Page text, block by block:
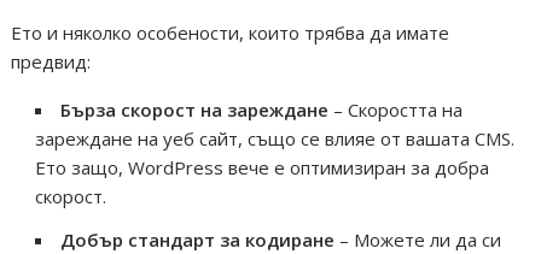
Ето и няколко особености, които трябва да имате
предвид:
Бърза скорост на зареждане – Скоростта на
зареждане на уеб сайт, също се влияе от вашата CMS.
Ето защо, WordPress вече е оптимизиран за добра
скорост.
Добър стандарт за кодиране – Можете ли да си